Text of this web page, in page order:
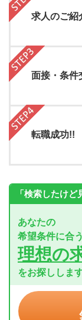
求人のご紹
面接・条件
転職成功!!
「検索したけど
あなたの
希望条件に合う
理想の
をお探ししま